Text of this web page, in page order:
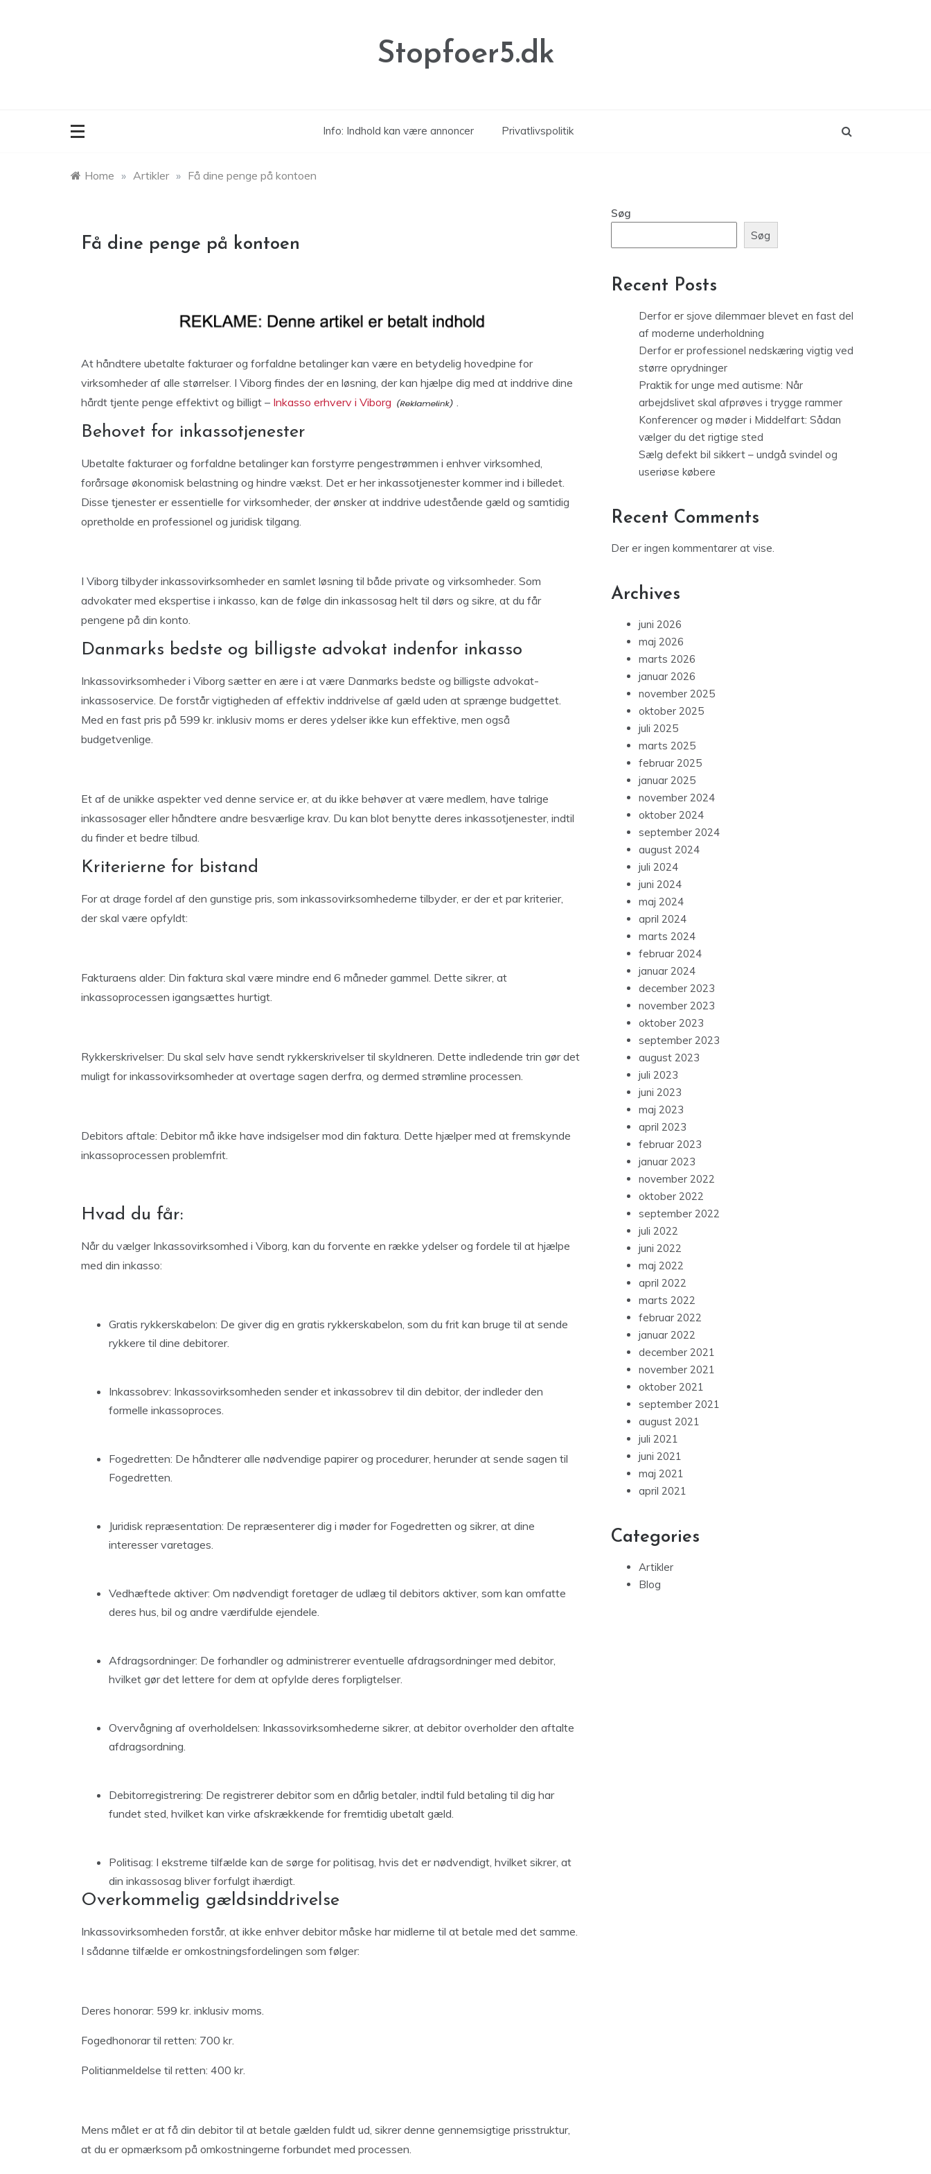
Stopfoer5.dk
Info: Indhold kan være annoncer Privatlivspolitik
Home » Artikler » Få dine penge på kontoen
Få dine penge på kontoen
At håndtere ubetalte fakturaer og forfaldne betalinger kan være en betydelig hovedpine for
virksomheder af alle størrelser. I Viborg findes der en løsning, der kan hjælpe dig med at inddrive dine
hårdt tjente penge effektivt og billigt – Inkasso erhverv i Viborg .
Behovet for inkassotjenester
Ubetalte fakturaer og forfaldne betalinger kan forstyrre pengestrømmen i enhver virksomhed,
forårsage økonomisk belastning og hindre vækst. Det er her inkassotjenester kommer ind i billedet.
Disse tjenester er essentielle for virksomheder, der ønsker at inddrive udestående gæld og samtidig
opretholde en professionel og juridisk tilgang.
I Viborg tilbyder inkassovirksomheder en samlet løsning til både private og virksomheder. Som
advokater med ekspertise i inkasso, kan de følge din inkassosag helt til dørs og sikre, at du får
pengene på din konto.
Danmarks bedste og billigste advokat indenfor inkasso
Inkassovirksomheder i Viborg sætter en ære i at være Danmarks bedste og billigste advokat-
inkassoservice. De forstår vigtigheden af ​​effektiv inddrivelse af gæld uden at sprænge budgettet.
Med en fast pris på 599 kr. inklusiv moms er deres ydelser ikke kun effektive, men også
budgetvenlige.
Et af de unikke aspekter ved denne service er, at du ikke behøver at være medlem, have talrige
inkassosager eller håndtere andre besværlige krav. Du kan blot benytte deres inkassotjenester, indtil
du finder et bedre tilbud.
Kriterierne for bistand
For at drage fordel af den gunstige pris, som inkassovirksomhederne tilbyder, er der et par kriterier,
der skal være opfyldt:
Fakturaens alder: Din faktura skal være mindre end 6 måneder gammel. Dette sikrer, at
inkassoprocessen igangsættes hurtigt.
Rykkerskrivelser: Du skal selv have sendt rykkerskrivelser til skyldneren. Dette indledende trin gør det
muligt for inkassovirksomheder at overtage sagen derfra, og dermed strømline processen.
Debitors aftale: Debitor må ikke have indsigelser mod din faktura. Dette hjælper med at fremskynde
inkassoprocessen problemfrit.
Hvad du får:
Når du vælger Inkassovirksomhed i Viborg, kan du forvente en række ydelser og fordele til at hjælpe
med din inkasso:
Gratis rykkerskabelon: De giver dig en gratis rykkerskabelon, som du frit kan bruge til at sende
rykkere til dine debitorer.
Inkassobrev: Inkassovirksomheden sender et inkassobrev til din debitor, der indleder den
formelle inkassoproces.
Fogedretten: De håndterer alle nødvendige papirer og procedurer, herunder at sende sagen til
Fogedretten.
Juridisk repræsentation: De repræsenterer dig i møder for Fogedretten og sikrer, at dine
interesser varetages.
Vedhæftede aktiver: Om nødvendigt foretager de udlæg til debitors aktiver, som kan omfatte
deres hus, bil og andre værdifulde ejendele.
Afdragsordninger: De forhandler og administrerer eventuelle afdragsordninger med debitor,
hvilket gør det lettere for dem at opfylde deres forpligtelser.
Overvågning af overholdelsen: Inkassovirksomhederne sikrer, at debitor overholder den aftalte
afdragsordning.
Debitorregistrering: De registrerer debitor som en dårlig betaler, indtil fuld betaling til dig har
fundet sted, hvilket kan virke afskrækkende for fremtidig ubetalt gæld.
Politisag: I ekstreme tilfælde kan de sørge for politisag, hvis det er nødvendigt, hvilket sikrer, at
din inkassosag bliver forfulgt ihærdigt.
Overkommelig gældsinddrivelse
Inkassovirksomheden forstår, at ikke enhver debitor måske har midlerne til at betale med det samme.
I sådanne tilfælde er omkostningsfordelingen som følger:
Deres honorar: 599 kr. inklusiv moms.
Fogedhonorar til retten: 700 kr.
Politianmeldelse til retten: 400 kr.
Mens målet er at få din debitor til at betale gælden fuldt ud, sikrer denne gennemsigtige prisstruktur,
at du er opmærksom på omkostningerne forbundet med processen.
Søg
Søg
Recent Posts
Derfor er sjove dilemmaer blevet en fast del
af moderne underholdning
Derfor er professionel nedskæring vigtig ved
større oprydninger
Praktik for unge med autisme: Når
arbejdslivet skal afprøves i trygge rammer
Konferencer og møder i Middelfart: Sådan
vælger du det rigtige sted
Sælg defekt bil sikkert – undgå svindel og
useriøse købere
Recent Comments
Der er ingen kommentarer at vise.
Archives
juni 2026
maj 2026
marts 2026
januar 2026
november 2025
oktober 2025
juli 2025
marts 2025
februar 2025
januar 2025
november 2024
oktober 2024
september 2024
august 2024
juli 2024
juni 2024
maj 2024
april 2024
marts 2024
februar 2024
januar 2024
december 2023
november 2023
oktober 2023
september 2023
august 2023
juli 2023
juni 2023
maj 2023
april 2023
februar 2023
januar 2023
november 2022
oktober 2022
september 2022
juli 2022
juni 2022
maj 2022
april 2022
marts 2022
februar 2022
januar 2022
december 2021
november 2021
oktober 2021
september 2021
august 2021
juli 2021
juni 2021
maj 2021
april 2021
Categories
Artikler
Blog